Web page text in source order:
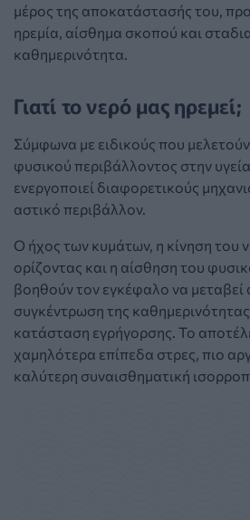
μέρος της αποκατάστασής του,
ηρεμία, αίσθημα σκοπού και
καθημερινότητα.
Γιατί το νερό μας ηρεμεί;
Σύμφωνα με ειδικούς που
φυσικού περιβάλλοντος στην
ενεργοποιεί διαφορετικούς
αστικό περιβάλλον.
Ο ήχος των κυμάτων, η κίνηση του
ορίζοντας και η αίσθηση του
βοηθούν τον εγκέφαλο να μεταβεί
συγκέντρωση της
κατάσταση εγρήγορσης. Το
χαμηλότερα επίπεδα στρες, πιο
καλύτερη συναισθηματική